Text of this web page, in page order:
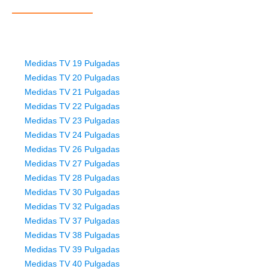
Medidas TV 19 Pulgadas
Medidas TV 20 Pulgadas
Medidas TV 21 Pulgadas
Medidas TV 22 Pulgadas
Medidas TV 23 Pulgadas
Medidas TV 24 Pulgadas
Medidas TV 26 Pulgadas
Medidas TV 27 Pulgadas
Medidas TV 28 Pulgadas
Medidas TV 30 Pulgadas
Medidas TV 32 Pulgadas
Medidas TV 37 Pulgadas
Medidas TV 38 Pulgadas
Medidas TV 39 Pulgadas
Medidas TV 40 Pulgadas